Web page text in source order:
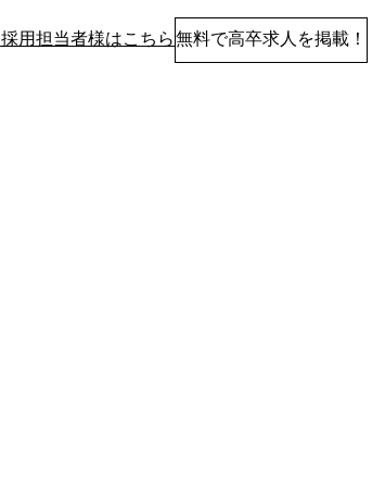
採用担当者様はこちら無料で高卒求人を掲載！